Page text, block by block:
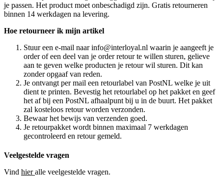
je passen. Het product moet onbeschadigd zijn. Gratis retourneren
binnen 14 werkdagen na levering.
Hoe retourneer ik mijn artikel
Stuur een e-mail naar info@interloyal.nl waarin je aangeeft je
order of een deel van je order retour te willen sturen, gelieve
aan te geven welke producten je retour wil sturen. Dit kan
zonder opgaaf van reden.
Je ontvangt per mail een retourlabel van PostNL welke je uit
dient te printen. Bevestig het retourlabel op het pakket en geef
het af bij een PostNL afhaalpunt bij u in de buurt. Het pakket
zal kosteloos retour worden verzonden.
Bewaar het bewijs van verzenden goed.
Je retourpakket wordt binnen maximaal 7 werkdagen
gecontroleerd en retour gemeld.
Veelgestelde vragen
Vind hieralle veelgestelde vragen.